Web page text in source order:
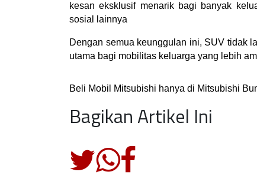
kesan eksklusif menarik bagi banyak
sosial lainnya
Dengan semua keunggulan ini, SUV tidak
utama bagi mobilitas keluarga yang lebih
Beli Mobil Mitsubishi hanya di Mitsubishi
Bagikan Artikel Ini